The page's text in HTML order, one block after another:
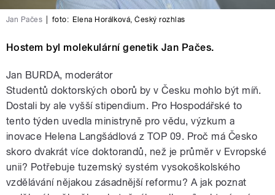
Jan Pačes foto: Elena Horálková,Český rozhlas
Hostem byl molekulární genetik Jan Pačes.
Jan BURDA, moderátor
Studentů doktorských oborů by v Česku mohlo být míň.
Dostali by ale vyšší stipendium. Pro Hospodářské to
tento týden uvedla ministryně pro vědu, výzkum a
inovace Helena Langšádlová z TOP 09. Proč má Česko
skoro dvakrát více doktorandů, než je průměr v Evropské
unii? Potřebuje tuzemský systém vysokoškolského
vzdělávání nějakou zásadnější reformu? A jak poznat